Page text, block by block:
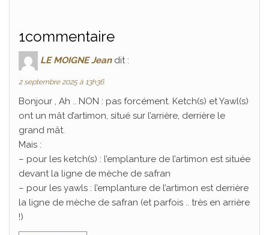
1commentaire
LE MOIGNE Jean dit :
2 septembre 2025 à 13h36
Bonjour , Ah .. NON : pas forcément. Ketch(s) et Yawl(s)
ont un mât d’artimon, situé sur l’arrière, derrière le
grand mât.
Mais :
– pour les ketch(s) : l’emplanture de l’artimon est située
devant la ligne de mèche de safran
– pour les yawls : l’emplanture de l’artimon est derrière
la ligne de mèche de safran (et parfois .. très en arrière
!)